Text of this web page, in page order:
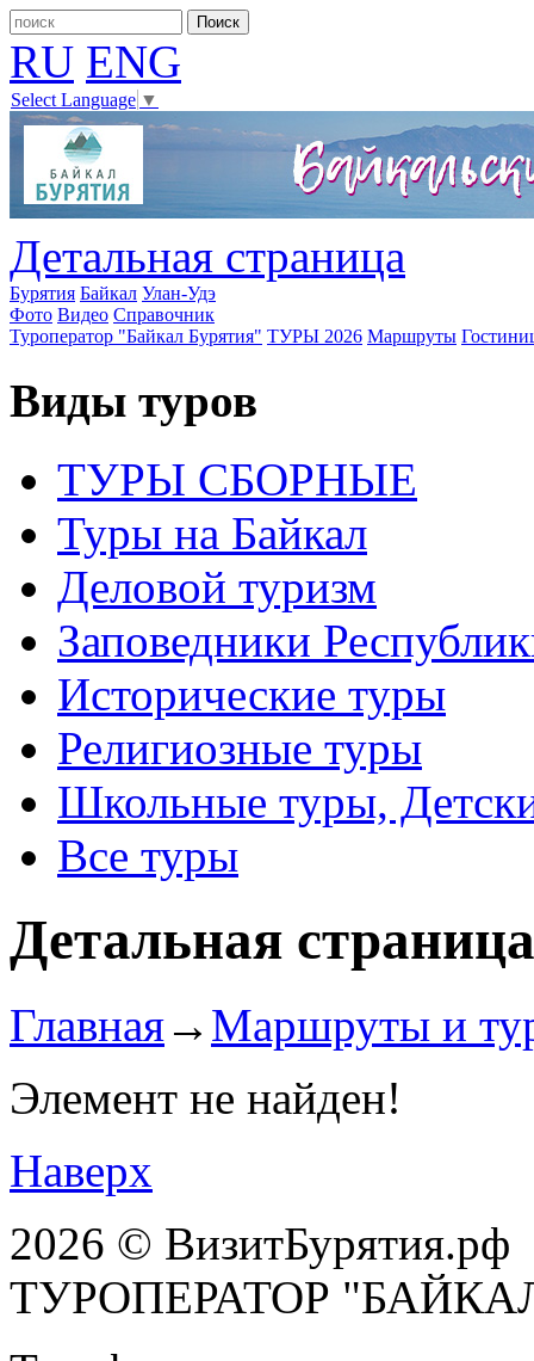
RU ENG
Select Language ▼
Детальная страница
Бурятия Байкал Улан-Удэ
Фото Видео Справочник
Туроператор "Байкал Бурятия" ТУРЫ 2026 Маршруты
Виды туров
ТУРЫ СБОРНЫЕ
Туры на Байкал
Деловой туризм
Заповедники
Исторические туры
Религиозные туры
Школьные туры,
Все туры
Детальная страница
Главная→ Маршруты и
Элемент не найден!
Наверх
2026 © ВизитБурятия.рф
ТУРОПЕРАТОР